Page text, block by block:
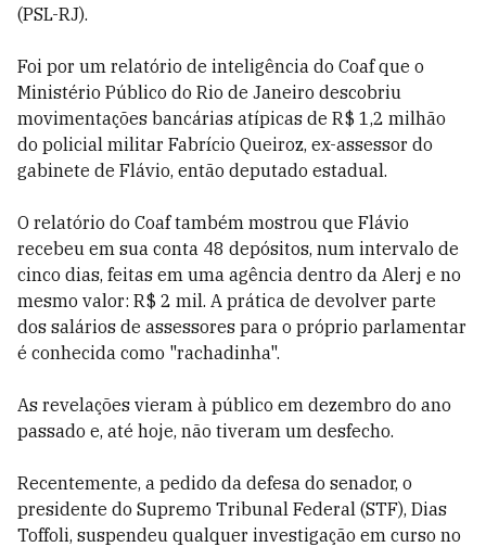
(PSL-RJ).
Foi por um relatório de inteligência do Coaf que o
Ministério Público do Rio de Janeiro descobriu
movimentações bancárias atípicas de R$ 1,2 milhão
do policial militar Fabrício Queiroz, ex-assessor do
gabinete de Flávio, então deputado estadual.
O relatório do Coaf também mostrou que Flávio
recebeu em sua conta 48 depósitos, num intervalo de
cinco dias, feitas em uma agência dentro da Alerj e no
mesmo valor: R$ 2 mil. A prática de devolver parte
dos salários de assessores para o próprio parlamentar
é conhecida como "rachadinha".
As revelações vieram à público em dezembro do ano
passado e, até hoje, não tiveram um desfecho.
Recentemente, a pedido da defesa do senador, o
presidente do Supremo Tribunal Federal (STF), Dias
Toffoli, suspendeu qualquer investigação em curso no